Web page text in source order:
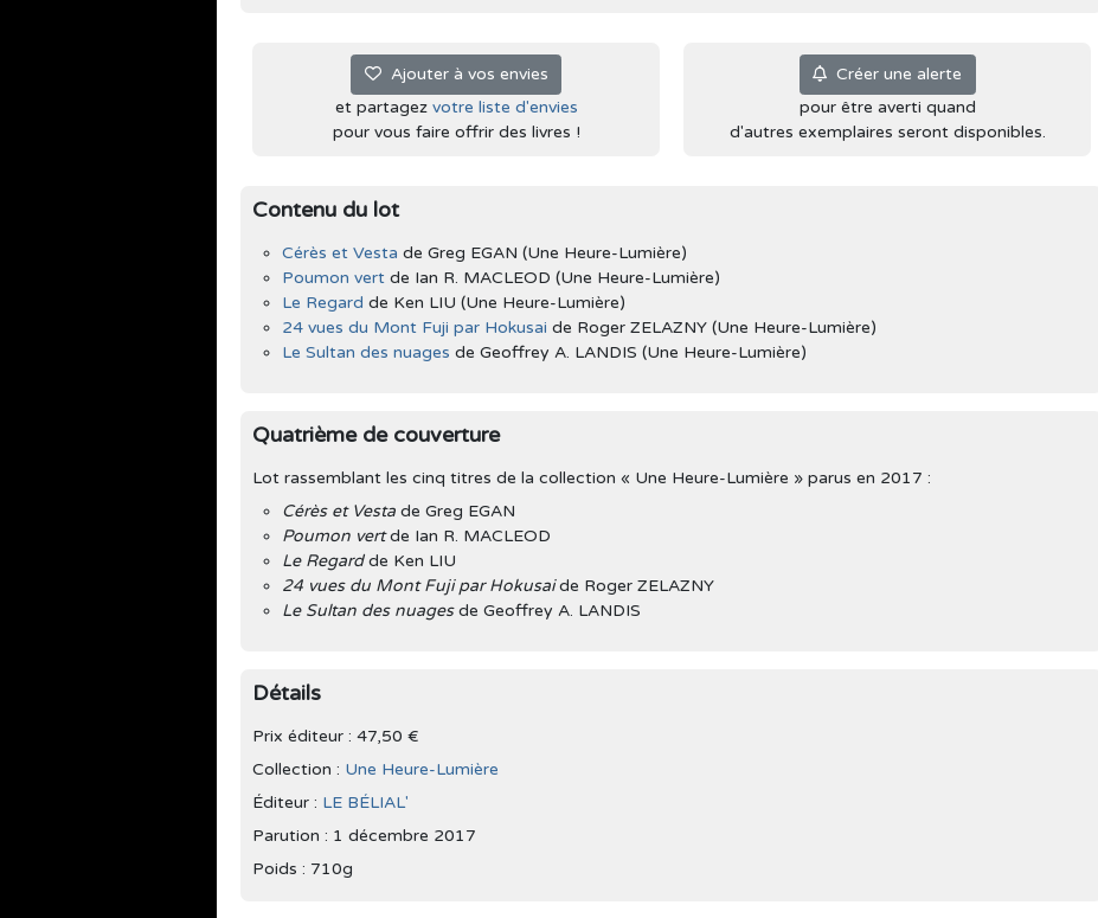
Ajouter à vos envies
et partagez votre liste d'envies
pour vous faire offrir des livres !
Créer une alerte
pour être averti quand
d'autres exemplaires seront disponibles.
Contenu du lot
Cérès et Vesta de Greg EGAN (Une Heure-Lumière)
Poumon vert de Ian R. MACLEOD (Une Heure-Lumière)
Le Regard de Ken LIU (Une Heure-Lumière)
24 vues du Mont Fuji par Hokusai de Roger ZELAZNY (Une Heure-Lumière)
Le Sultan des nuages de Geoffrey A. LANDIS (Une Heure-Lumière)
Quatrième de couverture
Lot rassemblant les cinq titres de la collection « Une Heure-Lumière » parus en 2017 :
Cérès et Vesta de Greg EGAN
Poumon vertde Ian R. MACLEOD
Le Regardde Ken LIU
24 vues du Mont Fuji par Hokusaide Roger ZELAZNY
Le Sultan des nuagesde Geoffrey A. LANDIS
Détails
Prix éditeur : 47,50 €
Collection : Une Heure-Lumière
Éditeur : LE BÉLIAL'
Parution : 1 décembre 2017
Poids : 710g